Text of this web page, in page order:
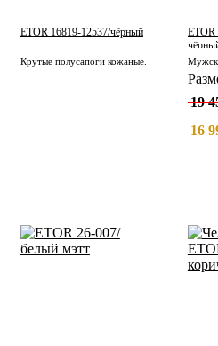
ETOR 16819-12537/чёрный
Крутые полусапоги кожаные.
ETOR
19
16